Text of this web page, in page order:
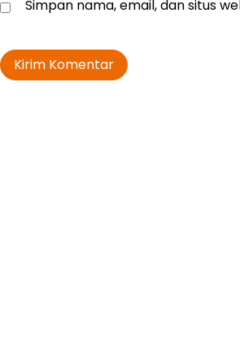
Simpan nama, email, dan situs